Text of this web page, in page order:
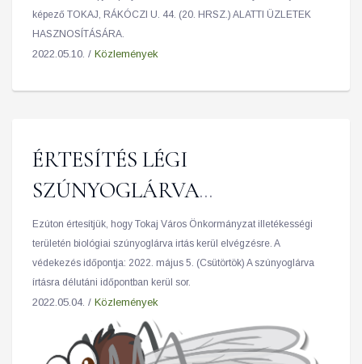
képező TOKAJ, RÁKÓCZI U. 44. (20. HRSZ.) ALATTI ÜZLETEK
HASZNOSÍTÁSÁRA.
2022.05.10. / Közlemények
ÉRTESÍTÉS LÉGI
SZÚNYOGLÁRVA
GYÉRÍTÉSRŐL
Ezúton értesítjük, hogy Tokaj Város Önkormányzat illetékességi
területén biológiai szúnyoglárva irtás kerül elvégzésre. A
védekezés időpontja: 2022. május 5. (Csütörtök) A szúnyoglárva
írtásra délutáni időpontban kerül sor.
2022.05.04. / Közlemények